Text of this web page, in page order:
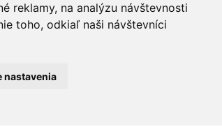
reklamy, na analýzu návštevnosti
toho, odkiaľ naši návštevníci
nastavenia